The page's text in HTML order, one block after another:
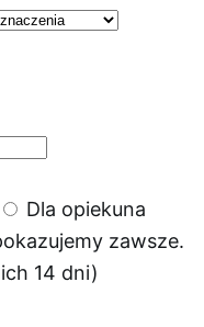
Dla opiekuna
zawsze.
14 dni)